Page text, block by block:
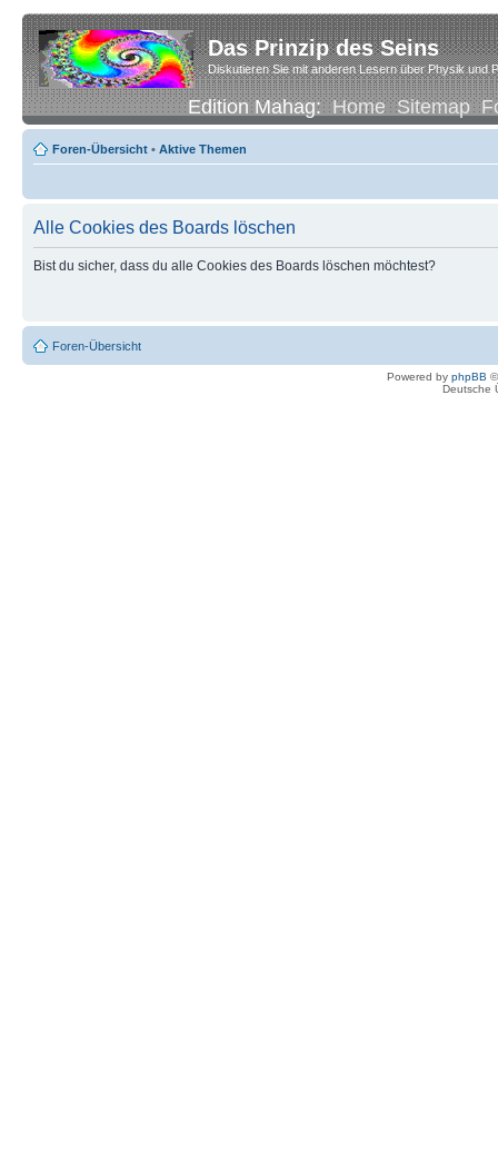
Das Prinzip des Seins
Diskutieren Sie mit anderen Lesern über Physik und
Edition Mahag:Home Sitemap
Foren-Übersicht • Aktive Themen
Alle Cookies des Boards löschen
Bist du sicher, dass du alle Cookies des Boards löschen möchtest?
Foren-Übersicht
Powered by phpBB
Deutsche